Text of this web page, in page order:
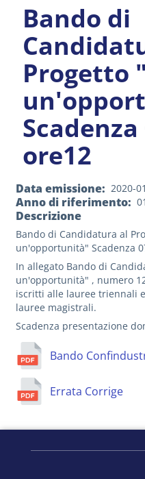
Bando di
Progetto
ore12
Data emissione 2020-
Anno di riferimento
Descrizione
Bando di Candidatura al
un'opportunità" Scadenza
In allegato Bando di
un'opportunità" , numero
iscritti alle lauree triennali
lauree magistrali.
Scadenza presentazione
Bando
Errata Corrige